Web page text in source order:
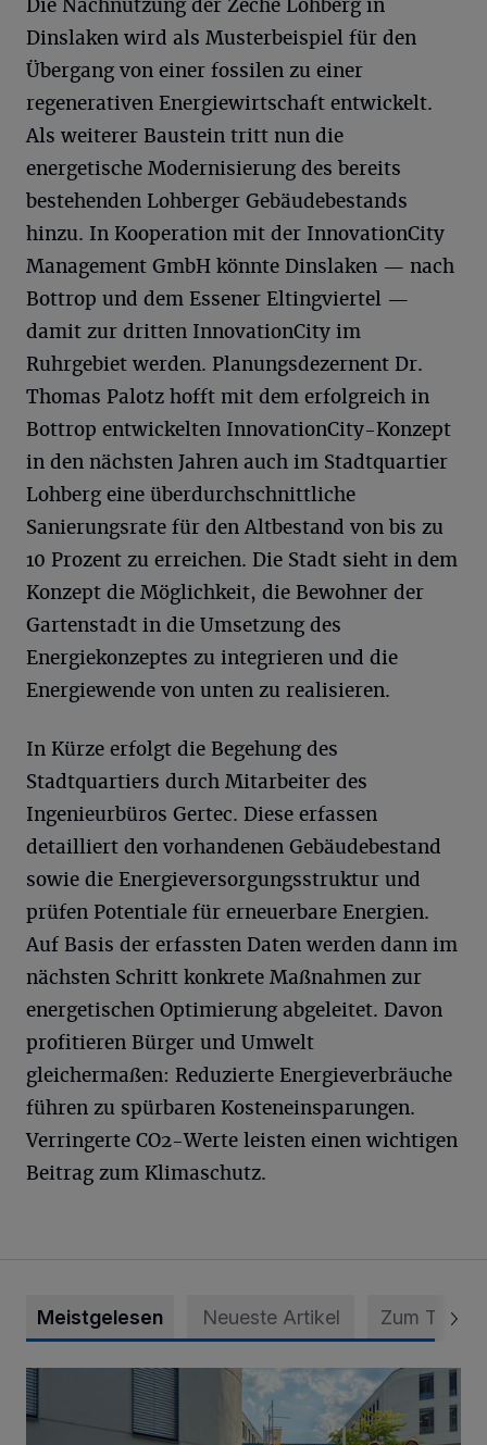
Die Nachnutzung der Zeche Lohberg in
Dinslaken wird als Musterbeispiel für den
Übergang von einer fossilen zu einer
regenerativen Energiewirtschaft entwickelt.
Als weiterer Baustein tritt nun die
energetische Modernisierung des bereits
bestehenden Lohberger Gebäudebestands
hinzu. In Kooperation mit der InnovationCity
Management GmbH könnte Dinslaken — nach
Bottrop und dem Essener Eltingviertel —
damit zur dritten InnovationCity im
Ruhrgebiet werden. Planungsdezernent Dr.
Thomas Palotz hofft mit dem erfolgreich in
Bottrop entwickelten InnovationCity-Konzept
in den nächsten Jahren auch im Stadtquartier
Lohberg eine überdurchschnittliche
Sanierungsrate für den Altbestand von bis zu
10 Prozent zu erreichen. Die Stadt sieht in dem
Konzept die Möglichkeit, die Bewohner der
Gartenstadt in die Umsetzung des
Energiekonzeptes zu integrieren und die
Energiewende von unten zu realisieren.
In Kürze erfolgt die Begehung des
Stadtquartiers durch Mitarbeiter des
Ingenieurbüros Gertec. Diese erfassen
detailliert den vorhandenen Gebäudebestand
sowie die Energieversorgungsstruktur und
prüfen Potentiale für erneuerbare Energien.
Auf Basis der erfassten Daten werden dann im
nächsten Schritt konkrete Maßnahmen zur
energetischen Optimierung abgeleitet. Davon
profitieren Bürger und Umwelt
gleichermaßen: Reduzierte Energieverbräuche
führen zu spürbaren Kosteneinsparungen.
Verringerte CO2-Werte leisten einen wichtigen
Beitrag zum Klimaschutz.
Meistgelesen Neueste Artikel Zum Thema
Junge Leute starten Ausbildung bei der Stadt